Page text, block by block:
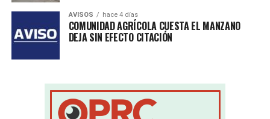
AVISOS hace 4 días
COMUNIDAD AGRÍCOLA CUESTA EL MANZANO
DEJA SIN EFECTO CITACIÓN